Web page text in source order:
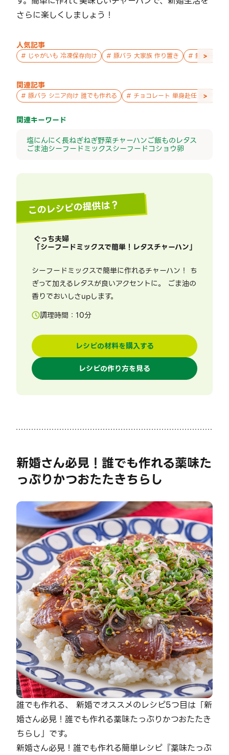
さらに楽しくしましょう！
人気記事
# じゃがいも 冷凍保存向け # 豚バラ 大家族 作り置き # 鮭 親子 作
>
関連記事
# 豚バラ シニア向け 誰でも作れる # チョコレート 単身赴任 誰でも作
>
関連キーワード
塩にんにく長ねぎねぎ野菜チャーハンご飯ものレタス
ごま油シーフードミックスシーフードコショウ卵
このレシピの提供は？
ぐっち夫婦
「シーフードミックスで簡単！レタスチャーハン」
シーフードミックスで簡単に作れるチャーハン！ ち
ぎって加えるレタスが良いアクセントに。 ごま油の
香りでおいしさupします。
調理時間： 10分
レシピの材料を購入する
レシピの作り方を見る
新婚さん必見！誰でも作れる薬味た
っぷりかつおたたきちらし
誰でも作れる、 新婚でオススメのレシピ5つ目は「新
婚さん必見！誰でも作れる薬味たっぷりかつおたたき
ちらし」です。
新婚さん必見！誰でも作れる簡単レシピ『薬味たっぷ